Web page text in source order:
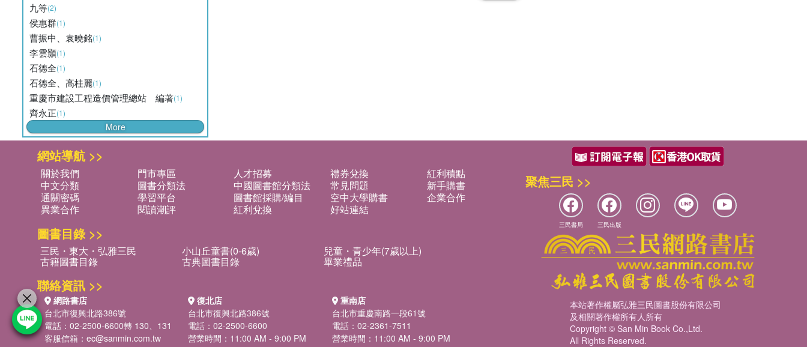
九等(2)
侯惠群(1)
曹振中、袁曉銘(1)
李雲顥(1)
石德全(1)
石德全、高桂麗(1)
重慶市建設工程造價管理總站 編著(1)
齊永正(1)
More
網站導航 >>
關於我們 門市專區 人才招募 禮券兌換
紅利積點
中文分類
圖書分類法 中國圖書館分類法 常見問題
新手購書
通關密碼
學習平台 圖書館採購/編目 空中大學購書
企業合作
異業合作
閱讀潮評 紅利兌換 好站連結
圖書目錄 >>
三民・東大・弘雅三民 小山丘童書(0-6歲) 兒童・青少年(7歲以上)
古籍圖書目錄 古典圖書目錄 畢業禮品
聯絡資訊 >>
網路書店
台北市復興北路386號
電話：02-2500-6600轉 130、131
客服信箱： ec@sanmin.com.tw
復北店
台北市復興北路386號
電話：02-2500-6600
營業時間：11:00 AM - 9:00 PM
重南店
台北市重慶南路一段61號
電話：02-2361-7511
營業時間：11:00 AM - 9:00 PM
聚焦三民 >>
三民書局 三民出版
本站著作權屬弘雅三民圖書股份有限公司
及相關著作權所有人所有
Copyright © San Min Book Co.,Ltd.
All Rights Reserved.